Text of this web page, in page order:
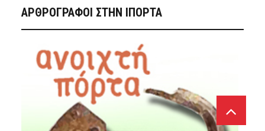
ΑΡΘΡΟΓΡΑΦΟΙ ΣΤΗΝ IΠΟΡΤΑ